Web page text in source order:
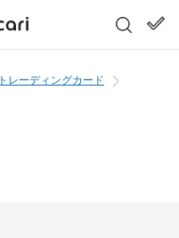
トレーディングカード